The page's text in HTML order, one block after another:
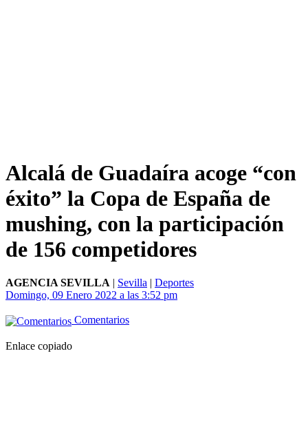
Alcalá de Guadaíra acoge “con
éxito” la Copa de España de
mushing, con la participación
de 156 competidores
AGENCIA SEVILLA | Sevilla | Deportes
Domingo, 09 Enero 2022 a las 3:52 pm
Comentarios
Enlace copiado